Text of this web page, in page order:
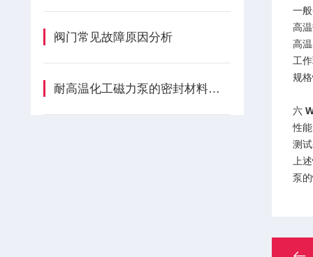
阀门常见故障原因分析
耐高温化工磁力泵的密封材料如何选择
一
高
高
工
规
六
性
测
上
泵